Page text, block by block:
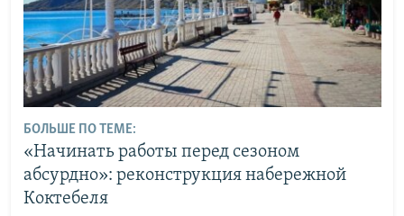
БОЛЬШЕ ПО ТЕМЕ:
«Начинать работы перед сезоном
абсурдно»: реконструкция набережной
Коктебеля